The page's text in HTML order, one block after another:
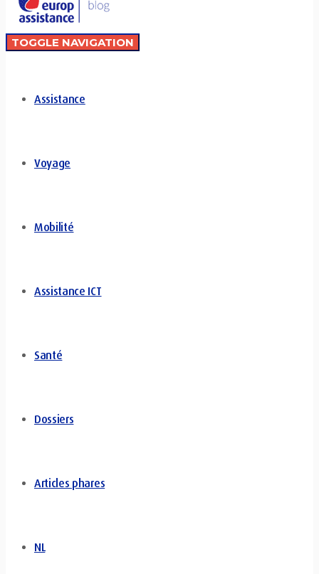
TOGGLE NAVIGATION
Assistance
Voyage
Mobilité
Assistance ICT
Santé
Dossiers
Articles phares
NL